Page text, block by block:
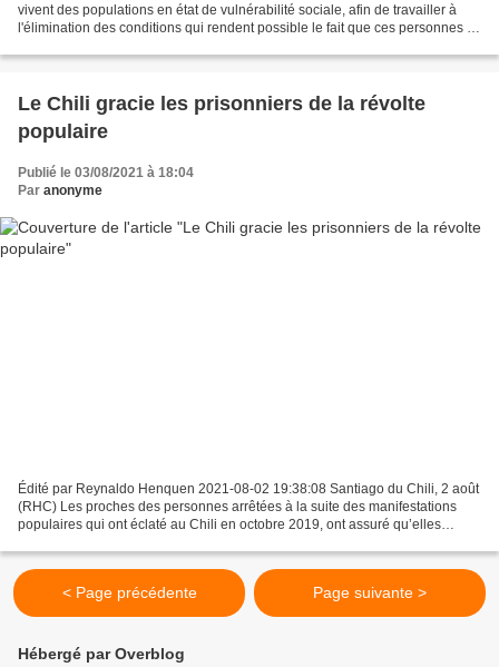
vivent des populations en état de vulnérabilité sociale, afin de travailler à
l'élimination des conditions qui rendent possible le fait que ces personnes se
Le Chili gracie les prisonniers de la révolte
populaire
Publié le 03/08/2021 à 18:04
Par anonyme
Édité par Reynaldo Henquen 2021-08-02 19:38:08 Santiago du Chili, 2 août
(RHC) Les proches des personnes arrêtées à la suite des manifestations
populaires qui ont éclaté au Chili en octobre 2019, ont assuré qu’elles
< Page précédente Page suivante >
Hébergé par Overblog